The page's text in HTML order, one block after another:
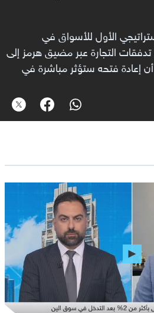
الأول للأسواق في
التجارة عبر مضيق هرمز إلى
أن إعادة فتحه ستؤثر مباشرة في